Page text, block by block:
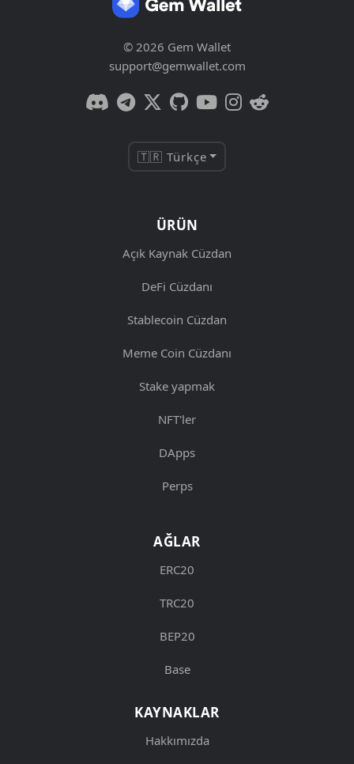
© 2026 Gem Wallet
support@gemwallet.com
🇹🇷 Türkçe
ÜRÜN
Açık Kaynak Cüzdan
DeFi Cüzdanı
Stablecoin Cüzdan
Meme Coin Cüzdanı
Stake yapmak
NFT'ler
DApps
Perps
AĞLAR
ERC20
TRC20
BEP20
Base
KAYNAKLAR
Hakkımızda